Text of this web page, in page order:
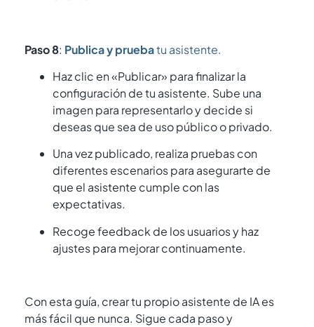
Paso 8: Publica y pruebatu asistente.
Haz clic en «Publicar» para finalizar la
configuración de tu asistente. Sube una
imagen para representarlo y decide si
deseas que sea de uso público o privado.
Una vez publicado, realiza pruebas con
diferentes escenarios para asegurarte de
que el asistente cumple con las
expectativas.
Recoge feedback de los usuarios y haz
ajustes para mejorar continuamente.
Con esta guía, crear tu propio asistente de IA es
más fácil que nunca. Sigue cada paso y